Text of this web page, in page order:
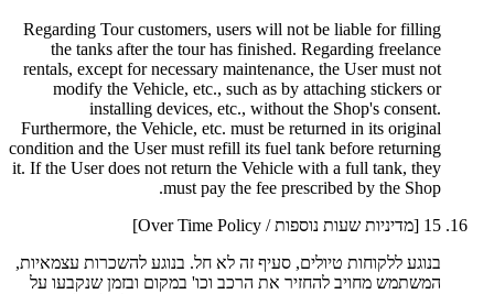
Regarding Tour customers, users will not be liable for filling
the tanks after the tour has finished. Regarding freelance
rentals, except for necessary maintenance, the User must not
modify the Vehicle, etc., such as by attaching stickers or
installing devices, etc., without the Shop's consent.
Furthermore, the Vehicle, etc. must be returned in its original
condition and the User must refill its fuel tank before returning
it. If the User does not return the Vehicle with a full tank, they
must pay the fee prescribed by the Shop.
15 [מדיניות שעות נוספות / Over Time Policy]
בנוגע ללקוחות טיולים, סעיף זה לא חל. בנוגע להשכרות עצמאיות,
המשתמש מחויב להחזיר את הרכב וכו' במקום ובזמן שנקבעו על